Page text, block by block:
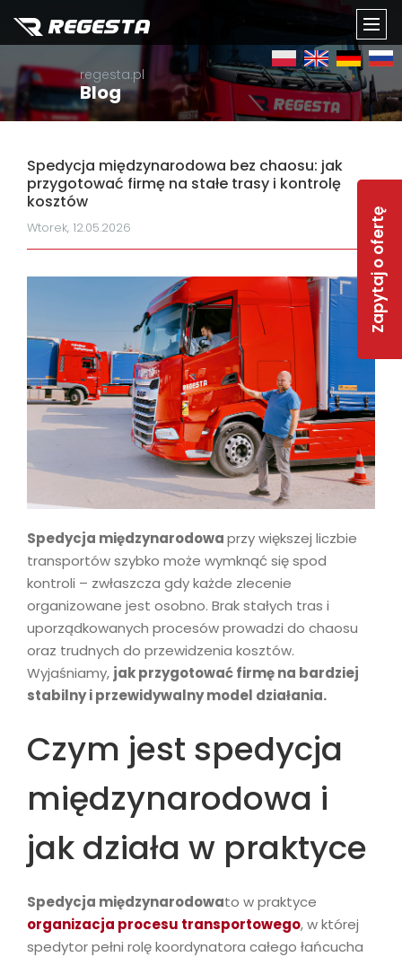
Zapytaj o ofertę
regesta.pl
Blog
Spedycja międzynarodowa bez chaosu: jak
przygotować firmę na stałe trasy i kontrolę
kosztów
Wtorek, 12.05.2026
Spedycja międzynarodowaprzy większej liczbie
transportów szybko może wymknąć się spod
kontroli – zwłaszcza gdy każde zlecenie
organizowane jest osobno. Brak stałych tras i
uporządkowanych procesów prowadzi do chaosu
oraz trudnych do przewidzenia kosztów.
Wyjaśniamy, jak przygotować firmę na bardziej
stabilny i przewidywalny model działania.
Czym jest spedycja
międzynarodowa i
jak działa w praktyce
Spedycja międzynarodowato w praktyce
organizacja procesu transportowego, w której
spedytor pełni rolę koordynatora całego łańcucha